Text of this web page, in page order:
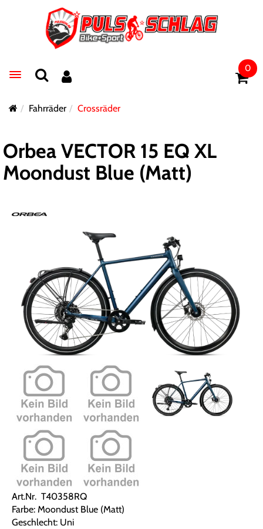
Toggle navigation
0
Fahrräder Crossräder
Orbea VECTOR 15 EQ XL
Moondust Blue (Matt)
Art.Nr. T40358RQ
Farbe: Moondust Blue (Matt)
Geschlecht: Uni